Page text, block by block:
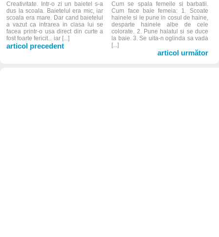
Creativitate. Intr-o zi un baietel s-a
dus la scoala. Baietelul era mic, iar
scoala era mare. Dar cand baietelul
a vazut ca intrarea in clasa lui se
facea printr-o usa direct din curte a
fost foarte fericit... iar [...]
articol precedent
Cum se spala femeile si barbatii.
Cum face baie femeia: 1. Scoate
hainele si le pune in cosul de haine,
desparte hainele albe de cele
colorate. 2. Pune halatul si se duce
la baie. 3. Se uita-n oglinda sa vada
[...]
articol următor